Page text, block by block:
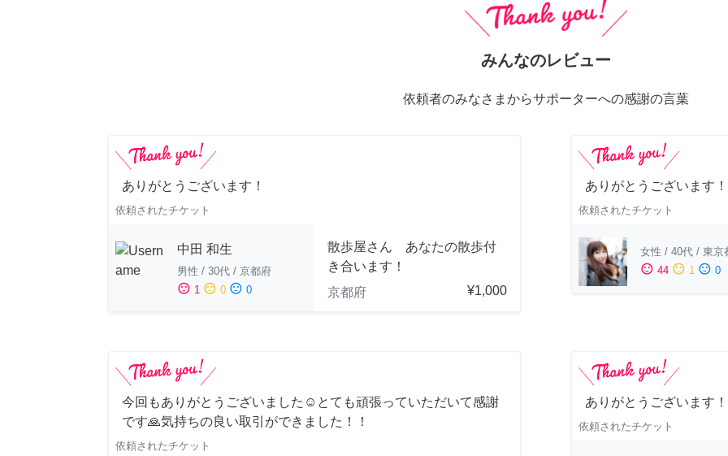
みんなのレビュー
依頼者のみなさまからサポーターへの感謝の言葉
ありがとうございます！
依頼されたチケット
中田 和生
男性 / 30代 / 京都府
sentiment_satisfied 1 sentiment_neutral 0 sentiment_dissatisfied 0
散歩屋さん あなたの散歩付
き合います！
京都府
¥1,000
ありがとうございます！
依頼されたチケット
女性 / 40代 / 東京
sentiment_satisfied 44 sentiment_neutral 1 sentiment_dissatisfied 0
今回もありがとうございました☺️とても頑張っていただいて感謝
です🙏気持ちの良い取引ができました！！
依頼されたチケット
ありがとうございます！
依頼されたチケット